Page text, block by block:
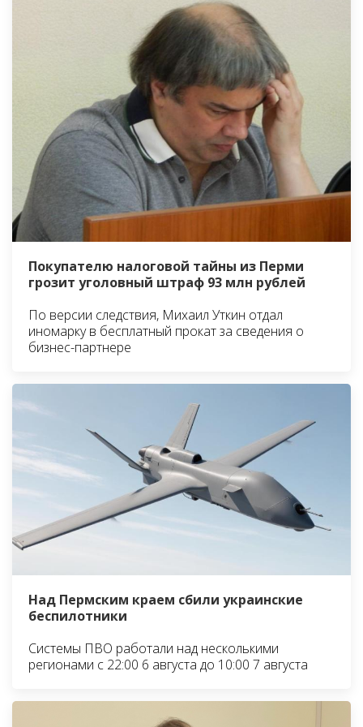
Покупателю налоговой тайны из Перми
грозит уголовный штраф 93 млн рублей
По версии следствия, Михаил Уткин отдал
иномарку в бесплатный прокат за сведения о
бизнес-партнере
Над Пермским краем сбили украинские
беспилотники
Системы ПВО работали над несколькими
регионами с 22:00 6 августа до 10:00 7 августа